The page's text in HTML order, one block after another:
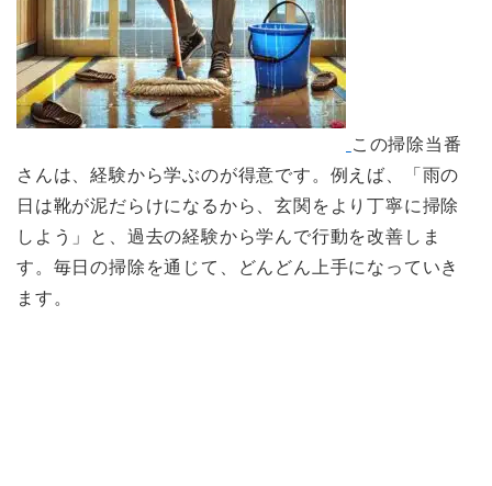
この掃除当番
さんは、経験から学ぶのが得意です。例えば、「雨の
日は靴が泥だらけになるから、玄関をより丁寧に掃除
しよう」と、過去の経験から学んで行動を改善しま
す。毎日の掃除を通じて、どんどん上手になっていき
ます。